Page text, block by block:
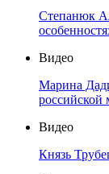
Степанюк
Видео
Марина
российской
Видео
Князь